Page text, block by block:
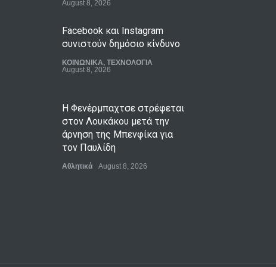
August 8, 2026
Facebook και Instagram
συνιστούν δημόσιο κίνδυνο
ΚΟΙΝΩΝΙΚΑ, ΤΕΧΝΟΛΟΓΙΑ
August 8, 2026
Η Φενέρμπαχτσε στρέφεται
στον Λουκάκου μετά την
άρνηση της Μπενφίκα για
τον Παυλίδη
Αθλητικά August 8, 2026